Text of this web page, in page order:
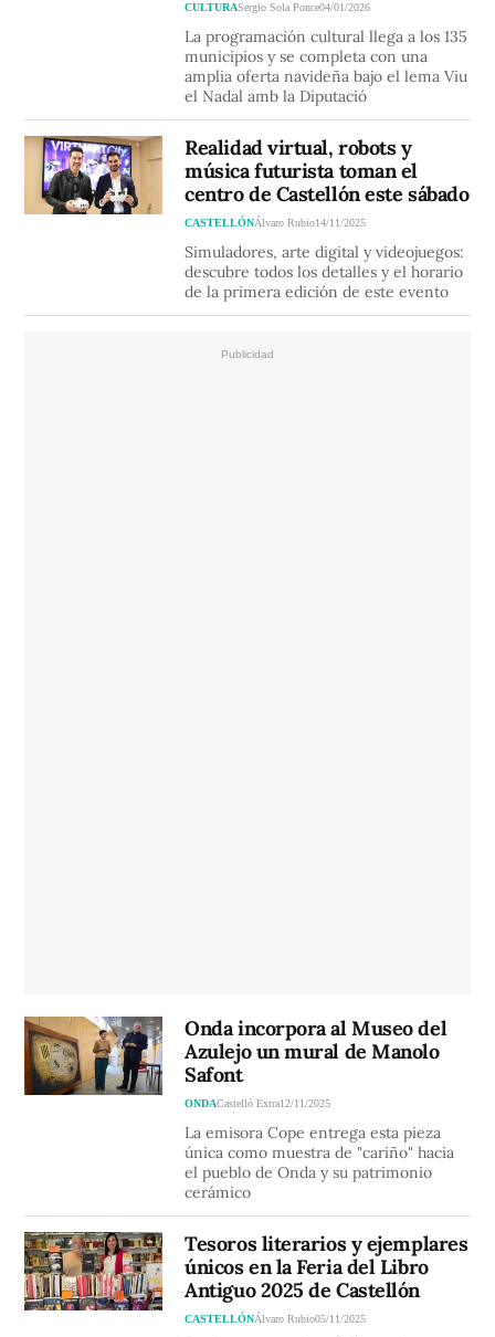
CULTURASergio Sola Ponce04/01/2026
La programación cultural llega a los 135
municipios y se completa con una
amplia oferta navideña bajo el lema Viu
el Nadal amb la Diputació
Realidad virtual, robots y
música futurista toman el
centro de Castellón este sábado
CASTELLÓNÁlvaro Rubio14/11/2025
Simuladores, arte digital y videojuegos:
descubre todos los detalles y el horario
de la primera edición de este evento
Onda incorpora al Museo del
Azulejo un mural de Manolo
Safont
ONDACastelló Extra12/11/2025
La emisora Cope entrega esta pieza
única como muestra de "cariño" hacia
el pueblo de Onda y su patrimonio
cerámico
Tesoros literarios y ejemplares
únicos en la Feria del Libro
Antiguo 2025 de Castellón
CASTELLÓNÁlvaro Rubio05/11/2025